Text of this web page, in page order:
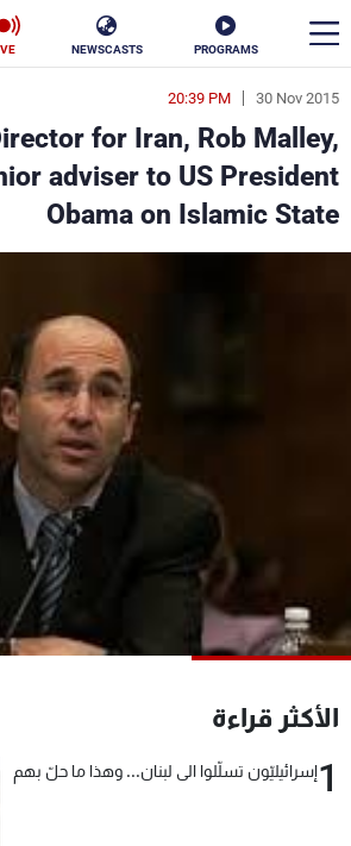
PROGRAMS
NEWSCASTS
30 Nov 2015
20:39 PM
for Iran, Rob Malley,
adviser to US President
Obama on Islamic State
الأكثر قراءة
1إسرائيليّون تسلّلوا الى لبنان... وهذا ما حلّ بهم
en
الأخبار
سياسة ناس
رياضة
شاهد البرامج
لاعلاناتكم